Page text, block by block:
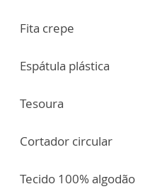
Fita crepe
Espátula plástica
Tesoura
Cortador circular
Tecido 100% algodão